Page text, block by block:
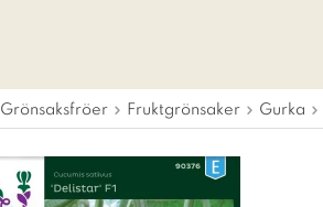
Grönsaksfröer Fruktgrönsaker Gurka